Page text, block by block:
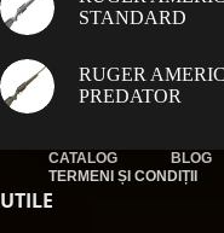
STANDARD
RUGER
PREDATOR
CATALOG BLOG
TERMENI ȘI CONDIȚII
UTILE